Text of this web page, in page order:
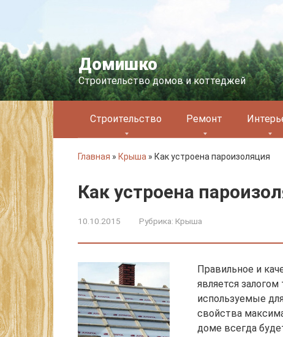
Домишко
Строительство домов и коттеджей
Строительство Ремонт
Главная » Крыша » Как устроена пароизоляция
Как устроена
10.10.2015 Рубрика: Крыша
Правильное и
является
используемые
свойства
доме всегда